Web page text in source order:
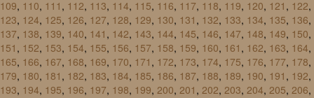
109, 110, 111 , 112, 113, 114, 115, 116, 117, 118, 119, 120, 121 , 122,
123, 124, 125, 126, 127, 128, 129, 130, 131 , 132, 133, 134, 135, 136,
137, 138, 139, 140, 141 , 142, 143, 144, 145, 146, 147, 148, 149, 150,
151 , 152, 153, 154, 155, 156, 157, 158, 159, 160, 161 , 162, 163, 164,
165, 166, 167, 168, 169, 170, 171 , 172, 173, 174, 175, 176, 177, 178,
179, 180, 181 , 182, 183, 184, 185, 186, 187, 188, 189, 190, 191 , 192,
193, 194, 195, 196, 197, 198, 199, 200, 201 , 202, 203, 204, 205, 206,